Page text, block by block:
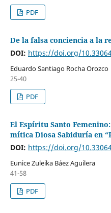
PDF
De la falsa conciencia a la
DOI: https://doi.org/
Eduardo Santiago Rocha Orozco
25-40
PDF
El Espíritu Santo
mítica Diosa Sabiduría en
DOI: https://doi.org/
Eunice Zuleika Báez Aguilera
41-58
PDF